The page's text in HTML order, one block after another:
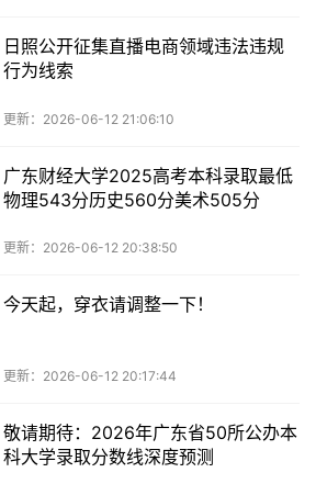
日照公开征集直播电商领域违法违规
行为线索
更新：2026-06-12 21:06:10
广东财经大学2025高考本科录取最低
物理543分历史560分美术505分
更新：2026-06-12 20:38:50
今天起，穿衣请调整一下！
更新：2026-06-12 20:17:44
敬请期待：2026年广东省50所公办本
科大学录取分数线深度预测